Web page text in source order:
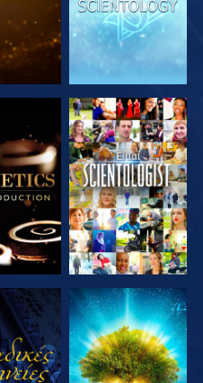
ΠΑΡΑΚΟΛΟΥΘΗΣΤΕ
ΕΞΕΡΕΥΝΗΣΤΕ
ΤΗ ΣΕΙΡΑ